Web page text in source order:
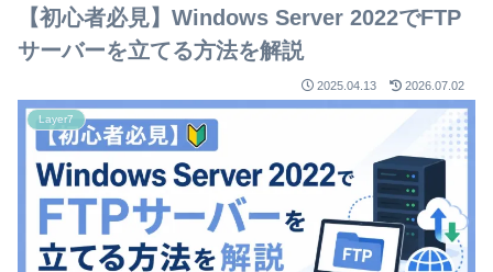
【初心者必見】Windows Server 2022でFTP
サーバーを立てる方法を解説
2025.04.13 2026.07.02
Layer7